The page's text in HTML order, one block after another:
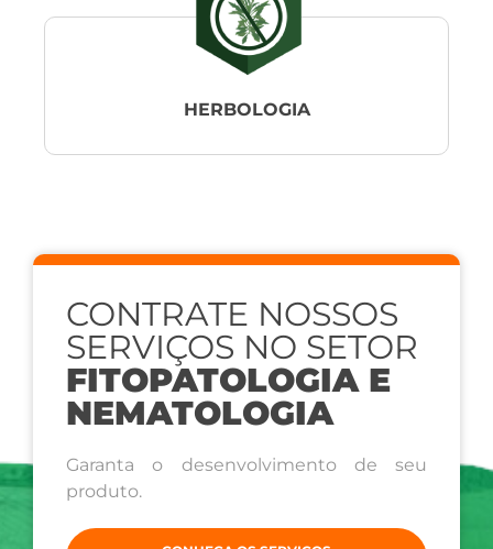
HERBOLOGIA
CONTRATE NOSSOS
SERVIÇOS NO SETOR
FITOPATOLOGIA E
NEMATOLOGIA
Garanta o desenvolvimento de seu
produto.